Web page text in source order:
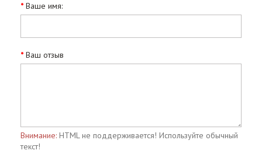
Ваше имя:
Ваш отзыв
Внимание: HTML не поддерживается! Используйте обычный
текст!